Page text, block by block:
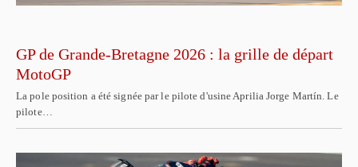
GP de Grande-Bretagne 2026 : la grille de départ
MotoGP
La pole position a été signée par le pilote d'usine Aprilia Jorge Martín. Le
pilote…